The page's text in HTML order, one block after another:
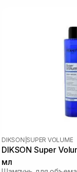
DIKSON SUPER VOLUME
DIKSON Super
мл